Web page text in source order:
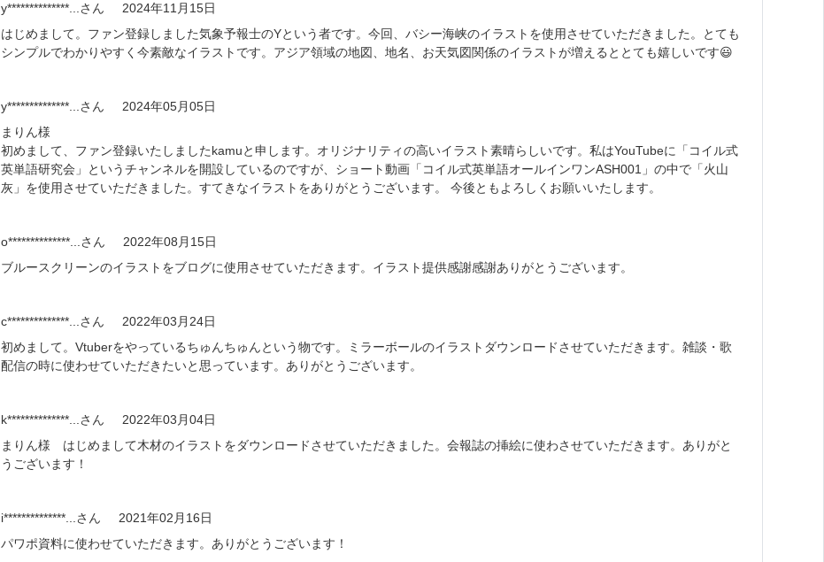
y**************...さん
2024年11月15日
はじめまして。ファン登録しました気象予報士のYという者です。今回、バシー海峡のイラストを使用させていただきました。とても
シンプルでわかりやすく今素敵なイラストです。アジア領域の地図、地名、お天気図関係のイラストが増えるととても嬉しいです😃
y**************...さん
2024年05月05日
まりん様
初めまして、ファン登録いたしましたkamuと申します。オリジナリティの高いイラスト素晴らしいです。私はYouTubeに「コイル式
英単語研究会」というチャンネルを開設しているのですが、ショート動画「コイル式英単語オールインワンASH001」の中で「火山
灰」を使用させていただきました。すてきなイラストをありがとうございます。 今後ともよろしくお願いいたします。
o**************...さん
2022年08月15日
ブルースクリーンのイラストをブログに使用させていただきます。イラスト提供感謝感謝ありがとうございます。
c**************...さん
2022年03月24日
初めまして。Vtuberをやっているちゅんちゅんという物です。ミラーボールのイラストダウンロードさせていただきます。雑談・歌
配信の時に使わせていただきたいと思っています。ありがとうございます。
k**************...さん
2022年03月04日
まりん様 はじめまして木材のイラストをダウンロードさせていただきました。会報誌の挿絵に使わさせていただきます。ありがと
うございます！
i**************...さん
2021年02月16日
パワポ資料に使わせていただきます。ありがとうございます！